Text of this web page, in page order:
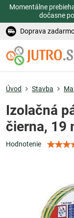
Momentálne
dočasne
Doprava
Úvod Stavba
Izolačná
čierna, 19
Hodnotenie